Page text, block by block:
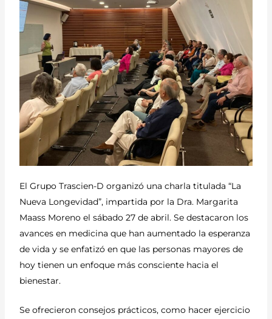
El Grupo Trascien-D organizó una charla titulada “La
Nueva Longevidad”, impartida por la Dra. Margarita
Maass Moreno el sábado 27 de abril. Se destacaron los
avances en medicina que han aumentado la esperanza
de vida y se enfatizó en que las personas mayores de
hoy tienen un enfoque más consciente hacia el
bienestar.
Se ofrecieron consejos prácticos, como hacer ejercicio